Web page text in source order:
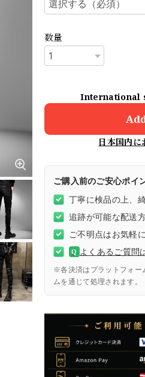
数量
International
日本国内に
ご購入前のご安心ポイ
丁寧に検品の上、
追跡が可能な配送
ご不明点はお気軽
Q よくあるご質問
※各決済はプラットフォー
ムを通じて処理されます。